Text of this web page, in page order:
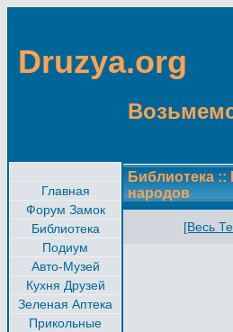
Druzya.org
Главная
Форум Замок
Библиотека
Подиум
Авто-Музей
Кухня Друзей
Зеленая Аптека
Прикольные
Библиотека ::
наpодов
[Весь